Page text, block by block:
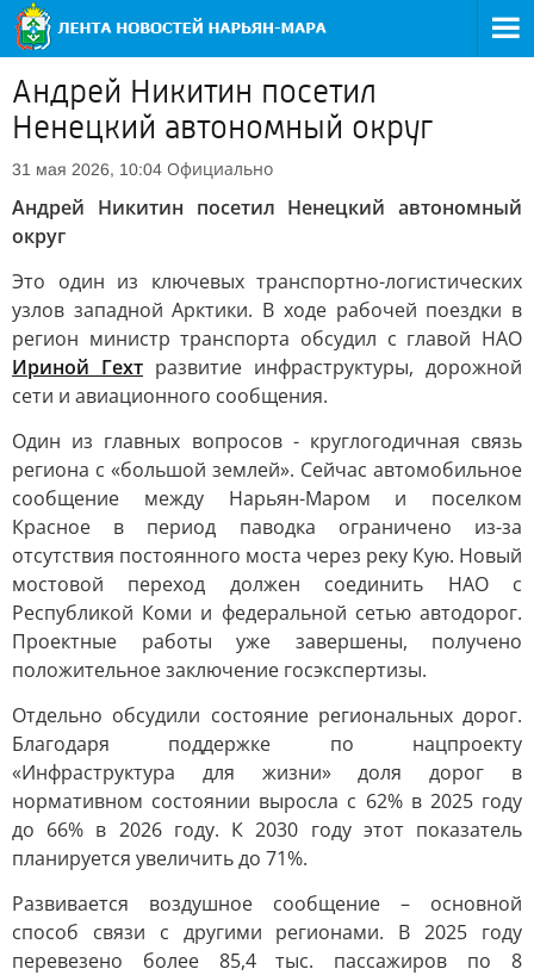
Андрей Никитин посетил
Ненецкий автономный округ
31 мая 2026, 10:04 Официально
Андрей Никитин посетил Ненецкий автономный
округ
Это один из ключевых транспортно-логистических
узлов западной Арктики. В ходе рабочей поездки в
регион министр транспорта обсудил с главой НАО
Ириной Гехт развитие инфраструктуры, дорожной
сети и авиационного сообщения.
Один из главных вопросов - круглогодичная связь
региона с «большой землей». Сейчас автомобильное
сообщение между Нарьян-Маром и поселком
Красное в период паводка ограничено из-за
отсутствия постоянного моста через реку Кую. Новый
мостовой переход должен соединить НАО с
Республикой Коми и федеральной сетью автодорог.
Проектные работы уже завершены, получено
положительное заключение госэкспертизы.
Отдельно обсудили состояние региональных дорог.
Благодаря поддержке по нацпроекту
«Инфраструктура для жизни» доля дорог в
нормативном состоянии выросла с 62% в 2025 году
до 66% в 2026 году. К 2030 году этот показатель
планируется увеличить до 71%.
Развивается воздушное сообщение – основной
способ связи с другими регионами. В 2025 году
перевезено более 85,4 тыс. пассажиров по 8